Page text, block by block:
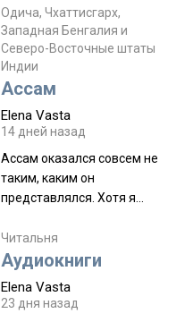
Пока
Прочитайте! У моих двух
знакомых вот так увели
аккаунты
Одича, Чхаттисгарх,
Западная Бенгалия и
Северо-Восточные штаты
Индии
Ассам
Elena Vasta
14 дней назад
Ассам оказался совсем не
таким, каким он
представлялся. Хотя я
краешек, но все же схватила
ауру штата, как-то он меня
природа, мягкие
Читальня
Аудиокниги
Elena Vasta
23 дня назад